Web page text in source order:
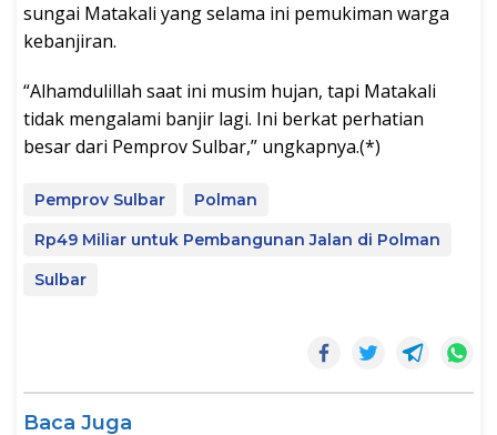
sungai Matakali yang selama ini pemukiman warga
kebanjiran.
“Alhamdulillah saat ini musim hujan, tapi Matakali
tidak mengalami banjir lagi. Ini berkat perhatian
besar dari Pemprov Sulbar,” ungkapnya.(*)
Pemprov Sulbar
Polman
Rp49 Miliar untuk Pembangunan Jalan di Polman
Sulbar
Baca Juga